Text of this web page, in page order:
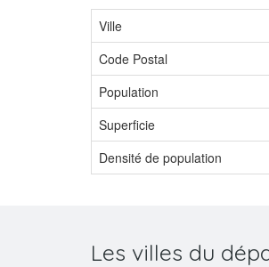
Ville
Code Postal
Population
Superficie
Densité de population
Les villes du